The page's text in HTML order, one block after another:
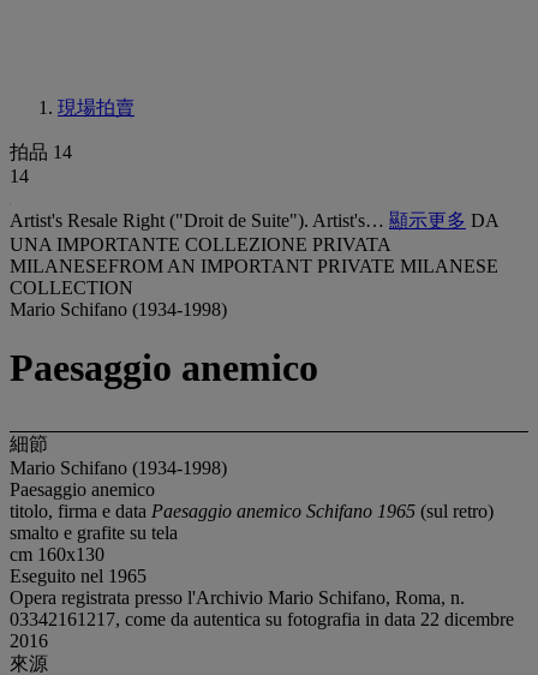
現場拍賣
拍品 14
14
Artist's Resale Right ("Droit de Suite"). Artist's… 顯示更多 DA
UNA IMPORTANTE COLLEZIONE PRIVATA
MILANESEFROM AN IMPORTANT PRIVATE MILANESE
COLLECTION
Mario Schifano (1934-1998)
Paesaggio anemico
細節
Mario Schifano (1934-1998)
Paesaggio anemico
titolo, firma e data Paesaggio anemico Schifano 1965 (sul retro)
smalto e grafite su tela
cm 160x130
Eseguito nel 1965
Opera registrata presso l'Archivio Mario Schifano, Roma, n.
03342161217, come da autentica su fotografia in data 22 dicembre
2016
來源